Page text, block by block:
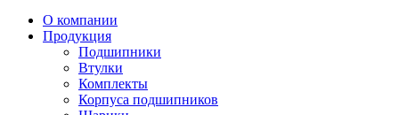
О компании
Продукция
Подшипники
Втулки
Комплекты
Корпуса подшипников